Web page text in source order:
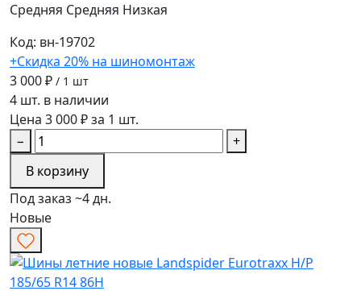
Средняя Средняя Низкая
Код: вн-19702
+Скидка 20% на шиномонтаж
3 000 ₽ / 1 шт
4 шт. в наличии
Цена 3 000 ₽ за 1 шт.
−
+
В корзину
Под заказ ~4 дн.
Новые